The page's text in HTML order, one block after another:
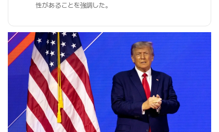
性があることを強調した。